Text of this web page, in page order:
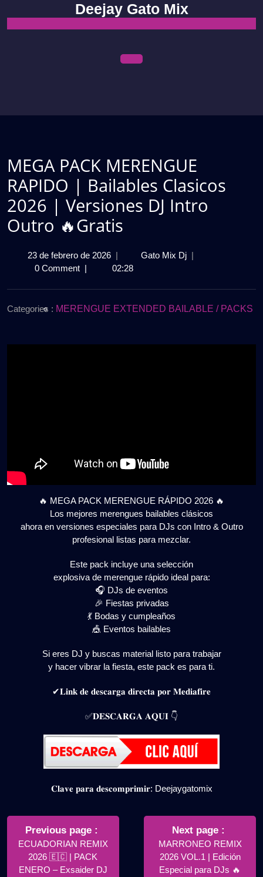
content
Deejay Gato Mix
MEGA PACK MERENGUE
RAPIDO | Bailables Clasicos
2026 | Versiones DJ Intro
Outro 🔥Gratis
23 de febrero de 202623
de
2026
| Gato Mix DjMEGA
2026
|
0 Comment | 02:28
Categories : MERENGUE EXTENDED BAILABLE / PACKS
🔥 MEGA PACK MERENGUE RÁPIDO 2026 🔥
Los mejores merengues bailables clásicos
ahora en versiones especiales para DJs con Intro & Outro
profesional listas para mezclar.
Este pack incluye una selección
explosiva de merengue rápido ideal para:
🎧 DJs de eventos
🎉 Fiestas privadas
💃 Bodas y cumpleaños
🎪 Eventos bailables
Si eres DJ y buscas material listo para trabajar
y hacer vibrar la fiesta, este pack es para ti.
✔𝐋𝐢𝐧𝐤 𝐝𝐞 𝐝𝐞𝐬𝐜𝐚𝐫𝐠𝐚 𝐝𝐢𝐫𝐞𝐜𝐭𝐚 𝐩𝐨𝐫 𝐌𝐞𝐝𝐢𝐚𝐟𝐢𝐫𝐞
✅𝐃𝐄𝐒𝐂𝐀𝐑𝐆𝐀 𝐀𝐐𝐔𝐈 👇
𝐂𝐥𝐚𝐯𝐞 𝐩𝐚𝐫𝐚 𝐝𝐞𝐬𝐜𝐨𝐦𝐩𝐫𝐢𝐦𝐢𝐫: Deejaygatomix
Navegación
entradas
Previous page
Posts
ECUADORIAN REMIX
2026 🇪🇨 | PACK
ENERO – Exsaider DJ
Next page
Posts
MARRONEO REMIX
2026 VOL.1 | Edición
Especial para DJs 🔥